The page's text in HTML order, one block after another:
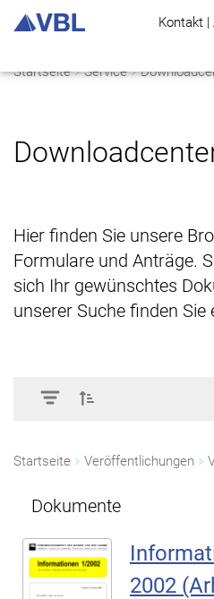
Kontakt |
Startseite Service
Hier finden Sie unsere
Formulare und Anträge.
sich Ihr gewünschtes
unserer Suche finden Sie
Startseite Veröffentlichungen
Dokumente
2002